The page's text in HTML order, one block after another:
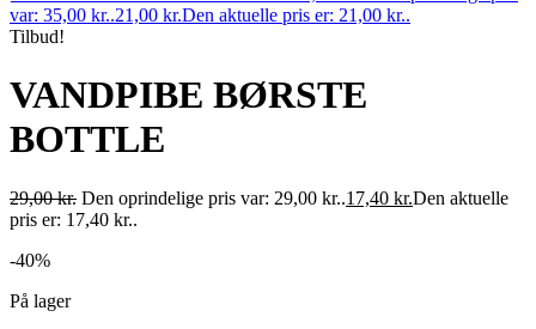
var: 35,00 kr..21,00 kr.Den aktuelle pris er: 21,00 kr..
Tilbud!
VANDPIBE BØRSTE
BOTTLE
29,00kr. Den oprindelige pris var: 29,00 kr..17,40 kr.Den aktuelle
pris er: 17,40 kr..
-40%
På lager